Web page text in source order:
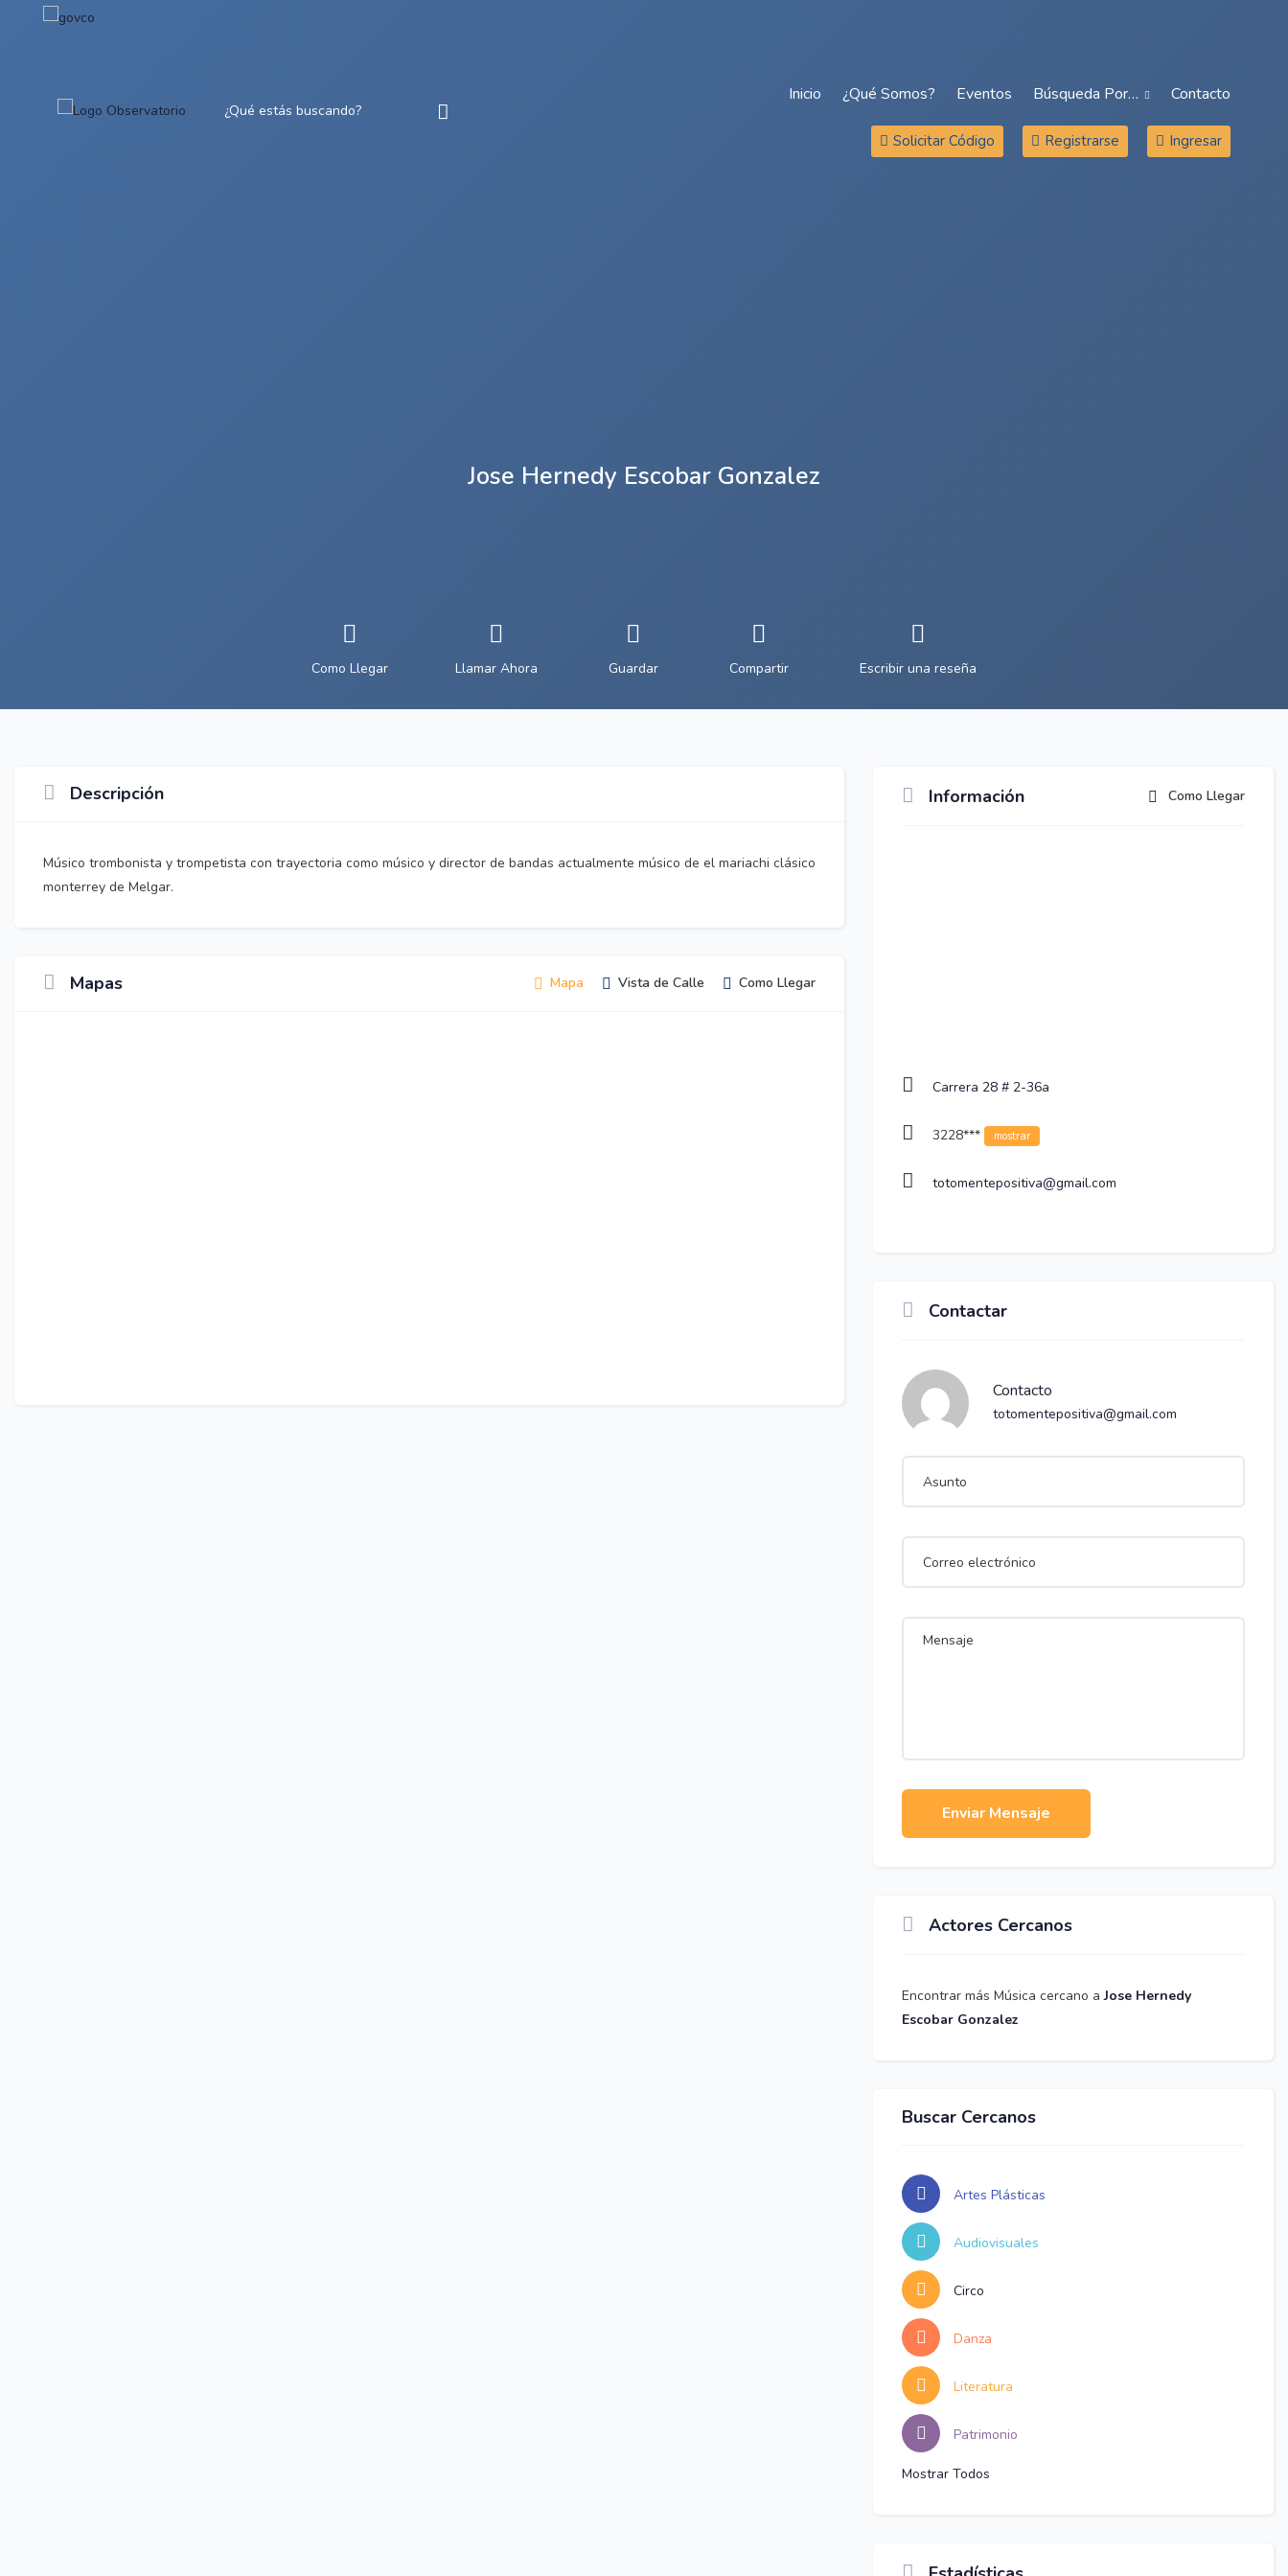
Inicio ¿Qué Somos? Eventos Búsqueda Por… Contacto
Solicitar Código Registrarse Ingresar
Jose Hernedy Escobar Gonzalez
Como Llegar Llamar Ahora Guardar Compartir Escribir una reseña
Descripción
Músico trombonista y trompetista con trayectoria como músico y director de bandas actualmente músico de el mariachi clásico
monterrey de Melgar.
Mapas Mapa Vista de Calle Como Llegar
Información Como Llegar
Carrera 28 # 2-36a
3228*** mostrar
totomentepositiva@gmail.com
Contactar
Contacto
totomentepositiva@gmail.com
Enviar Mensaje
Actores Cercanos
Encontrar más Música cercano a Jose Hernedy
Escobar Gonzalez
Buscar Cercanos
Artes Plásticas
Audiovisuales
Circo
Danza
Literatura
Patrimonio
Mostrar Todos